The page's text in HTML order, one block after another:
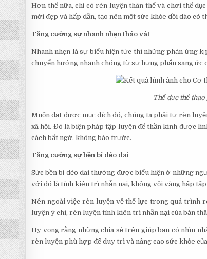
Hơn thế nữa, chỉ có rèn luyện thân thể và chơi thể
mới đẹp và hấp dẫn, tạo nên một sức khỏe dồi dào có
Tăng cường sự nhanh nhẹn tháo vát
Nhanh nhẹn là sự biểu hiện tức thì những phản ứng
chuyển hướng nhanh chóng từ sự hưng phấn sang ức
Thể dục thể
Muốn đạt được mục đích đó, chúng ta phải tự rèn
xã hội. Đó là biện pháp tập luyện để thần kinh được
cách bất ngờ, không báo trước.
Tăng cường sự bền bỉ dẻo dai
Sức bền bỉ dẻo dai thường được biểu hiện ở những
với đó là tính kiên trì nhẫn nại, không vội vàng hấp
Nên ngoài việc rèn luyện về thể lực trong quá trình
luyện ý chí, rèn luyện tính kiên trì nhẫn nại của bản
Hy vọng rằng những chia sẻ trên giúp bạn có nhìn
rèn luyện phù hợp để duy trì và nâng cao sức khỏe